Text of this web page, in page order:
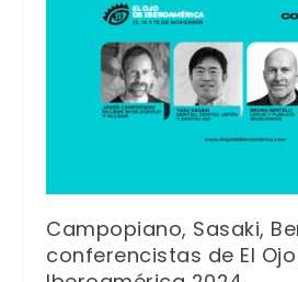
Campopiano, Sasaki,
conferencistas de El